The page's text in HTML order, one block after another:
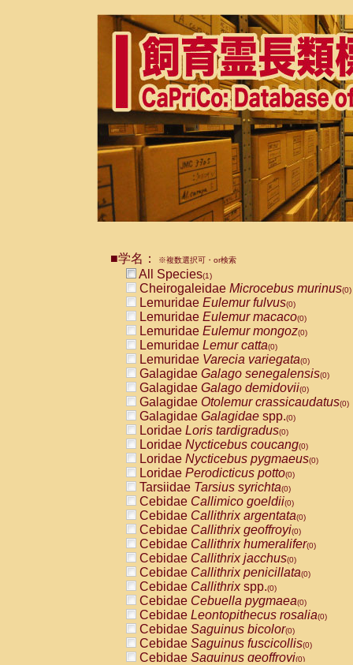
■学名： ※複数選択可・or検索
All Species(1)
Cheirogaleidae Microcebus murinus(0)
Lemuridae Eulemur fulvus(0)
Lemuridae Eulemur macaco(0)
Lemuridae Eulemur mongoz(0)
Lemuridae Lemur catta(0)
Lemuridae Varecia variegata(0)
Galagidae Galago senegalensis(0)
Galagidae Galago demidovii(0)
Galagidae Otolemur crassicaudatus(0)
Galagidae Galagidae spp.(0)
Loridae Loris tardigradus(0)
Loridae Nycticebus coucang(0)
Loridae Nycticebus pygmaeus(0)
Loridae Perodicticus potto(0)
Tarsiidae Tarsius syrichta(0)
Cebidae Callimico goeldii(0)
Cebidae Callithrix argentata(0)
Cebidae Callithrix geoffroyi(0)
Cebidae Callithrix humeralifer(0)
Cebidae Callithrix jacchus(0)
Cebidae Callithrix penicillata(0)
Cebidae Callithrixspp.(0)
Cebidae Cebuella pygmaea(0)
Cebidae Leontopithecus rosalia(0)
Cebidae Saguinus bicolor(0)
Cebidae Saguinus fuscicollis(0)
Cebidae Saguinus geoffroyi(0)